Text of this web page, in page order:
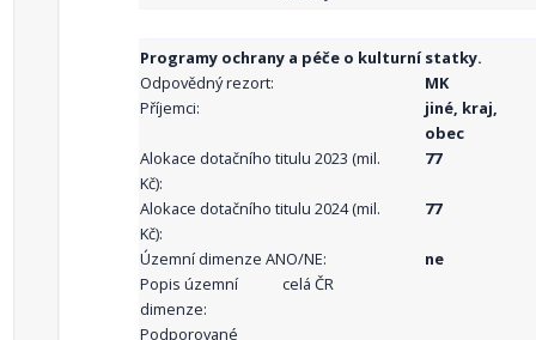
Programy ochrany a péče o kulturní statky.
Odpovědný rezort:
MK
Příjemci:
jiné, kraj,
obec
Alokace dotačního titulu 2023 (mil.
Kč):
77
Alokace dotačního titulu 2024 (mil.
Kč):
77
Územní dimenze ANO/NE:
ne
Popis územní
dimenze:
celá ČR
Podporované